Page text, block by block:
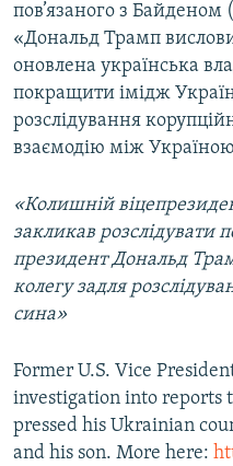
пов’язаного з Байденом
«Дональд Трамп
оновлена українська
покращити імідж
розслідування
взаємодію між
«Колишній
закликав розслідувати
президент Дональд
колегу задля
сина»
Former U.S. Vice
investigation into reports
pressed his Ukrainian
and his son. More here: